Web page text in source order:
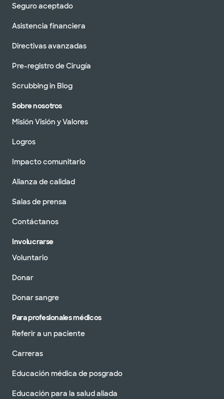
Seguro aceptado
Asistencia financiera
Directivas avanzadas
Pre-registro de Cirugía
Scrubbing in Blog
Sobre nosotros
Misión Visión y Valores
Logros
Impacto comunitario
Alianza de calidad
Salas de prensa
Contáctanos
Involucrarse
Voluntario
Donar
Donar sangre
Para profesionales médicos
Referir a un paciente
Carreras
Educación médica de posgrado
Educación para la salud aliada